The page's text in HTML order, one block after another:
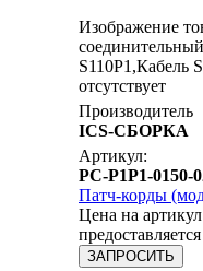
Изображение
S110P1,Кабель
отсутствует
Производитель
ICS-СБОРКА
Артикул:
PC-P1P1-0150-
Патч-корды
Цена на
предоставляется
ЗАПРОСИТЬ